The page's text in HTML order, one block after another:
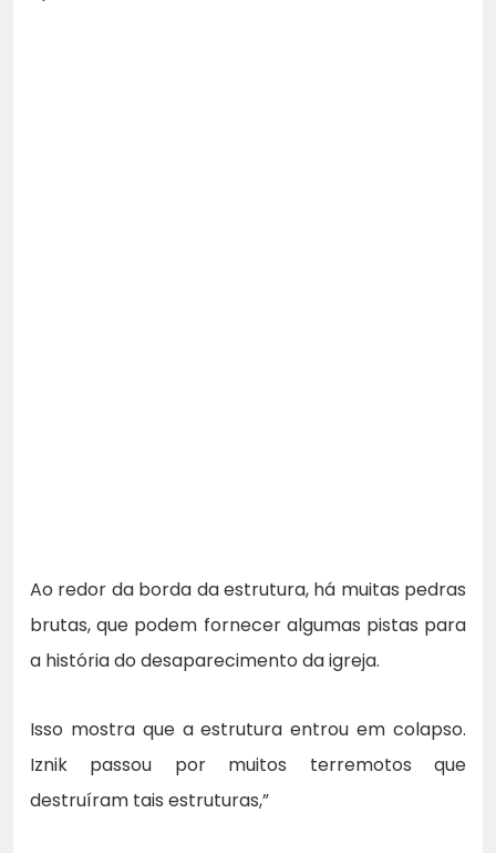
Ao redor da borda da estrutura, há muitas pedras
brutas, que podem fornecer algumas pistas para
a história do desaparecimento da igreja.
Isso mostra que a estrutura entrou em colapso.
Iznik passou por muitos terremotos que
destruíram tais estruturas,”